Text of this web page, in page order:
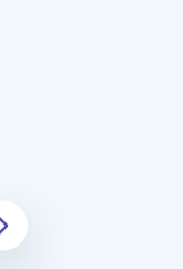
08 Haziran 2018